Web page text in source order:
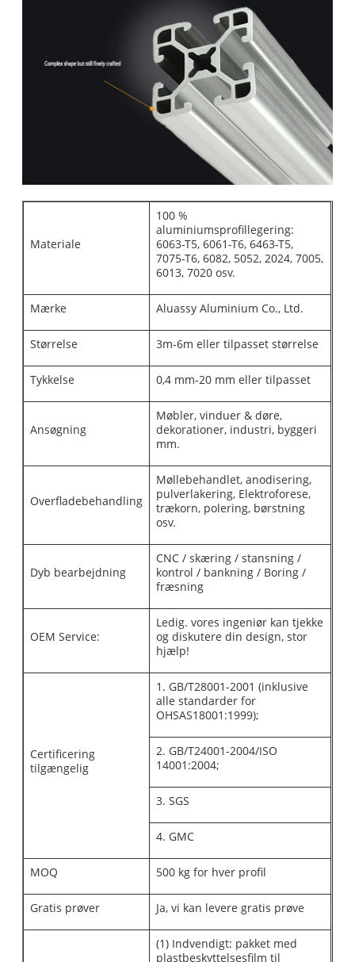
Materiale
100 %
aluminiumsprofillegering:
6063-T5, 6061-T6, 6463-T5,
7075-T6, 6082, 5052, 2024, 7005,
6013, 7020 osv.
Mærke Aluassy Aluminium Co., Ltd.
Størrelse 3m-6m eller tilpasset størrelse
Tykkelse 0,4 mm-20 mm eller tilpasset
Ansøgning
Møbler, vinduer & døre,
dekorationer, industri, byggeri
mm.
Overfladebehandling
Møllebehandlet, anodisering,
pulverlakering, Elektroforese,
trækorn, polering, børstning
osv.
Dyb bearbejdning
CNC / skæring / stansning /
kontrol / bankning / Boring /
fræsning
OEM Service:
Ledig. vores ingeniør kan tjekke
og diskutere din design, stor
hjælp!
Certificering
tilgængelig
1. GB/T28001-2001 (inklusive
alle standarder for
OHSAS18001:1999);
2. GB/T24001-2004/ISO
14001:2004;
3. SGS
4. GMC
MOQ 500 kg for hver profil
Gratis prøver Ja, vi kan levere gratis prøve
(1) Indvendigt: pakket med
plastbeskyttelsesfilm til